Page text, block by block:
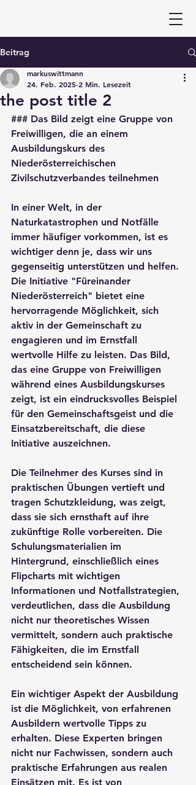
Beitrag
the post title 2
markuswittmann
24. Feb. 2025 2 Min. Lesezeit
### Das Bild zeigt eine Gruppe von
Freiwilligen, die an einem
Ausbildungskurs des
Niederösterreichischen
Zivilschutzverbandes teilnehmen
In einer Welt, in der
Naturkatastrophen und Notfälle
immer häufiger vorkommen, ist es
wichtiger denn je, dass wir uns
gegenseitig unterstützen und helfen.
Die Initiative "Füreinander
Niederösterreich" bietet eine
hervorragende Möglichkeit, sich
aktiv in der Gemeinschaft zu
engagieren und im Ernstfall
wertvolle Hilfe zu leisten. Das Bild,
das eine Gruppe von Freiwilligen
während eines Ausbildungskurses
zeigt, ist ein eindrucksvolles Beispiel
für den Gemeinschaftsgeist und die
Einsatzbereitschaft, die diese
Initiative auszeichnen.
Die Teilnehmer des Kurses sind in
praktischen Übungen vertieft und
tragen Schutzkleidung, was zeigt,
dass sie sich ernsthaft auf ihre
zukünftige Rolle vorbereiten. Die
Schulungsmaterialien im
Hintergrund, einschließlich eines
Flipcharts mit wichtigen
Informationen und Notfallstrategien,
verdeutlichen, dass die Ausbildung
nicht nur theoretisches Wissen
vermittelt, sondern auch praktische
Fähigkeiten, die im Ernstfall
entscheidend sein können.
Ein wichtiger Aspekt der Ausbildung
ist die Möglichkeit, von erfahrenen
Ausbildern wertvolle Tipps zu
erhalten. Diese Experten bringen
nicht nur Fachwissen, sondern auch
praktische Erfahrungen aus realen
Einsätzen mit. Es ist von